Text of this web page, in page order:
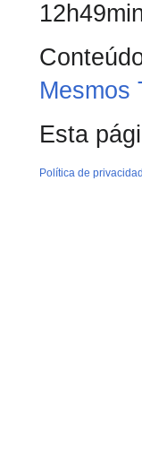
Mesmos
Esta
Política de